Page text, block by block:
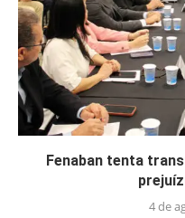
Fenaban tenta
4 de